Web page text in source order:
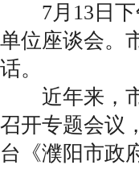
7月13日下
单位座谈会。
话。
近年来，市
召开专题会议
台《濮阳市政